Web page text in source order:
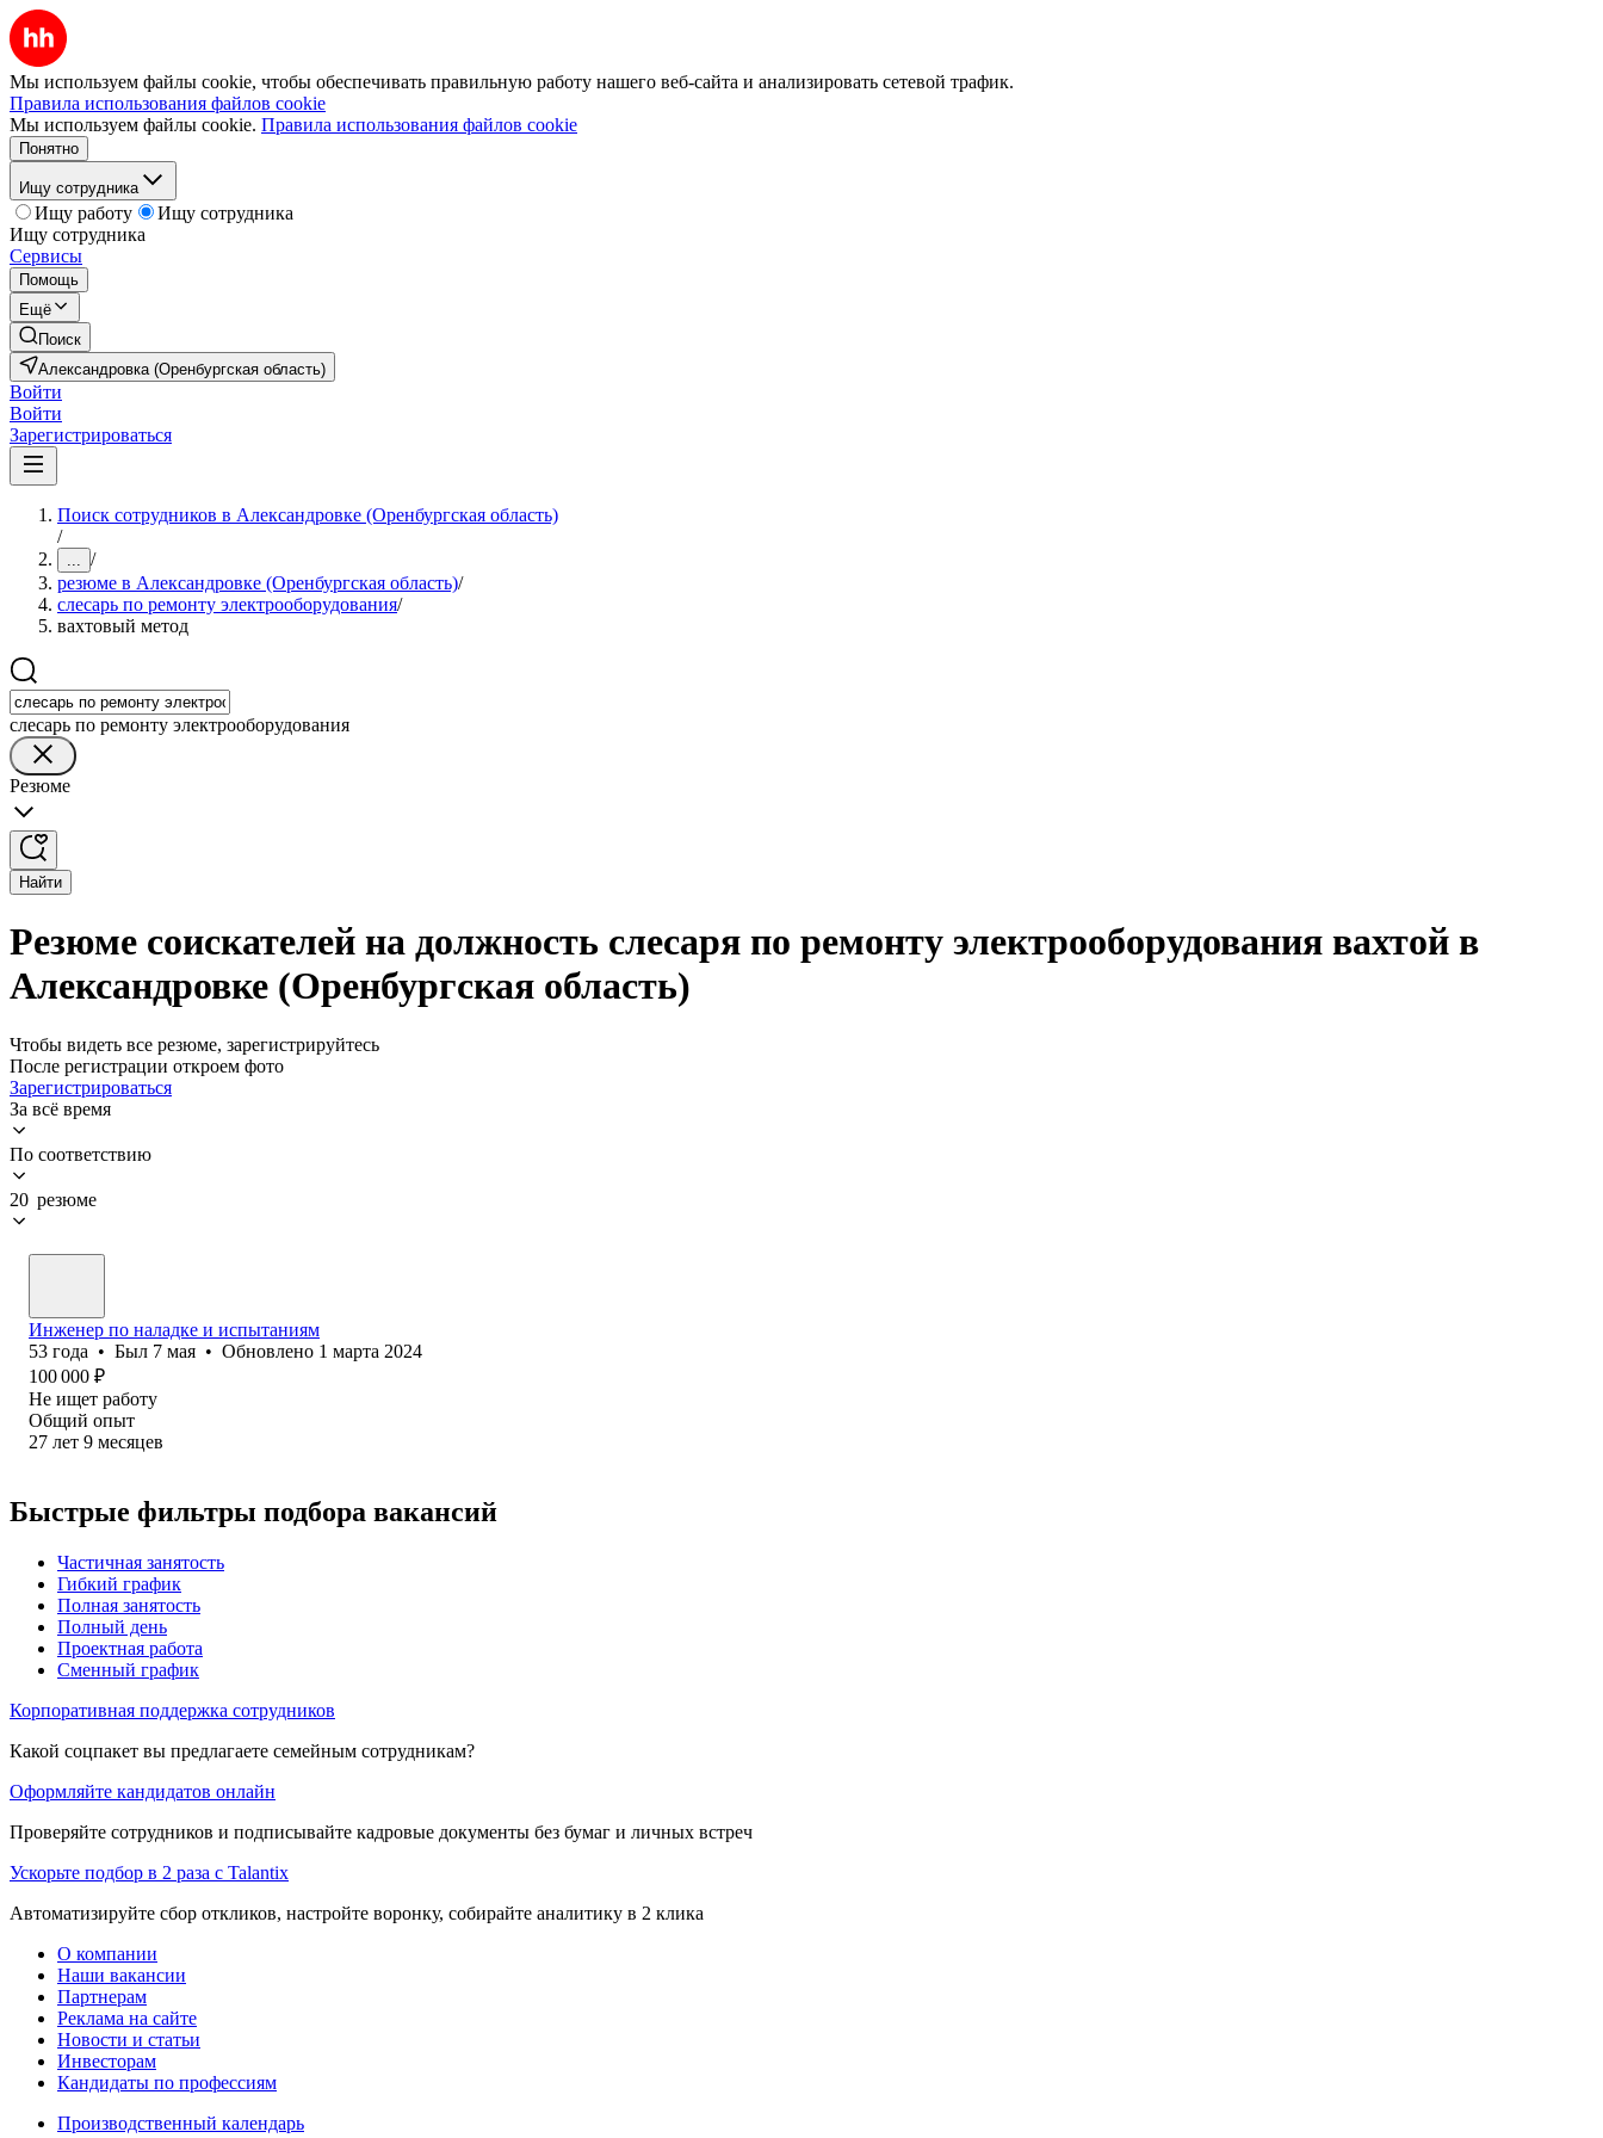
Мы используем файлы cookie, чтобы обеспечивать правильную работу нашего веб-сайта и анализировать сетевой трафик.
Правила использования файлов cookie
Мы используем файлы cookie. Правила использования файлов cookie
Понятно
Ищу сотрудника
Ищу работу
Ищу сотрудника
Ищу сотрудника
Сервисы
Помощь
Ещё
Поиск
Александровка (Оренбургская область)
Войти
Войти
Зарегистрироваться
Поиск сотрудников в Александровке (Оренбургская область)
/
... /
резюме в Александровке (Оренбургская область)/
слесарь по ремонту электрооборудования/
вахтовый метод
слесарь по ремонту электрооборудования
Резюме
Найти
Резюме соискателей на должность слесаря по ремонту электрооборудования вахтой в
Александровке (Оренбургская область)
Чтобы видеть все резюме, зарегистрируйтесь
После регистрации откроем фото
Зарегистрироваться
За всё время
По соответствию
20 резюме
Инженер по наладке и испытаниям
53 года • Был 7 мая • Обновлено 1 марта 2024
100 000 ₽
Не ищет работу
Общий опыт
27 лет 9 месяцев
Быстрые фильтры подбора вакансий
Частичная занятость
Гибкий график
Полная занятость
Полный день
Проектная работа
Сменный график
Корпоративная поддержка сотрудников
Какой соцпакет вы предлагаете семейным сотрудникам?
Оформляйте кандидатов онлайн
Проверяйте сотрудников и подписывайте кадровые документы без бумаг и личных встреч
Ускорьте подбор в 2 раза с Talantix
Автоматизируйте сбор откликов, настройте воронку, собирайте аналитику в 2 клика
О компании
Наши вакансии
Партнерам
Реклама на сайте
Новости и статьи
Инвесторам
Кандидаты по профессиям
Производственный календарь